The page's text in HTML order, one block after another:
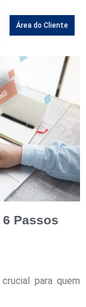
Área do Cliente
Passos
para quem